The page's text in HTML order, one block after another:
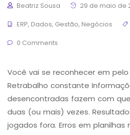
Beatriz Sousa
29 de maio de
ERP, Dados, Gestão, Negócios
0 Comments
Você vai se reconhecer em
Retrabalho constante
desencontradas fazem com
duas (ou mais) vezes.
jogados fora. Erros em planilhas